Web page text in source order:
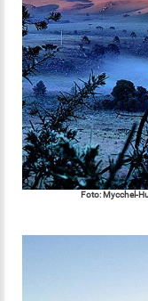
Foto: Mycchel-